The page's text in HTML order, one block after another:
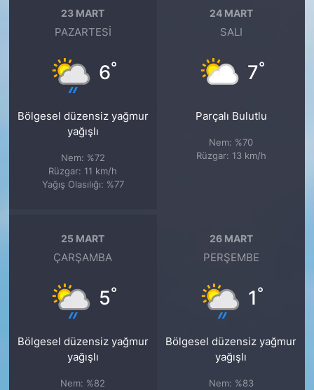
23 MART
PAZARTESI
6°
Bölgesel düzensiz yağmur
yağışlı
Nem: %72
Rüzgar: 11 km/h
Yağış Olasılığı: %77
24 MART
SALI
7°
Parçalı Bulutlu
Nem: %70
Rüzgar: 13 km/h
25 MART
ÇARŞAMBA
5°
Bölgesel düzensiz yağmur
yağışlı
Nem: %82
26 MART
PERŞEMBE
1°
Bölgesel düzensiz yağmur
yağışlı
Nem: %83